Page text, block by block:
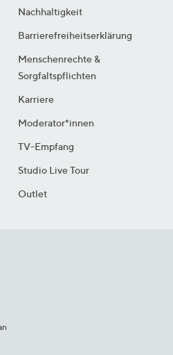
Nachhaltigkeit
Barrierefreiheitserklärung
Menschenrechte &
Sorgfaltspflichten
Karriere
Moderator*innen
TV-Empfang
Studio Live Tour
Outlet